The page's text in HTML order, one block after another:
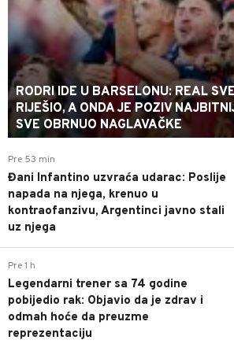
RODRI IDE U BARSELONU: REAL
RIJEŠIO, A ONDA JE POZIV
SVE OBRNUO NAGLAVAČKE
Pre 53 min
Đani Infantino uzvraća udarac: Poslije
napada na njega, krenuo u
kontraofanzivu, Argentinci javno stali
uz njega
Pre 1 h
Legendarni trener sa 74 godine
pobijedio rak: Objavio da je zdrav i
odmah hoće da preuzme
reprezentaciju